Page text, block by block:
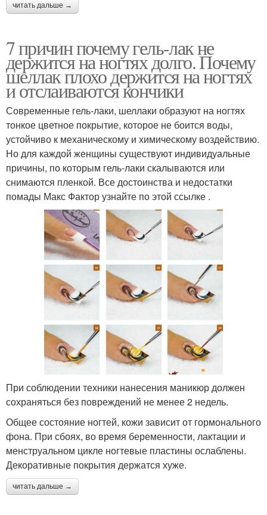
читать дальше →
7 причин почему гель-лак не
держится на ногтях долго. Почему
шеллак плохо держится на ногтях
и отслаиваются кончики
Современные гель-лаки, шеллаки образуют на ногтях
тонкое цветное покрытие, которое не боится воды,
устойчиво к механическому и химическому воздействию.
Но для каждой женщины существуют индивидуальные
причины, по которым гель-лаки скалываются или
снимаются пленкой. Все достоинства и недостатки
помады Макс Фактор узнайте по этой ссылке .
При соблюдении техники нанесения маникюр должен
сохраняться без повреждений не менее 2 недель.
Общее состояние ногтей, кожи зависит от гормонального
фона. При сбоях, во время беременности, лактации и
менструальном цикле ногтевые пластины ослаблены.
Декоративные покрытия держатся хуже.
читать дальше →